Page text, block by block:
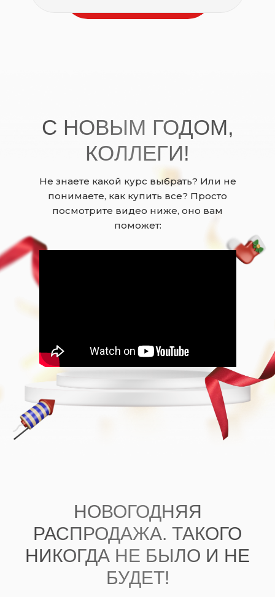
С НОВЫМ ГОДОМ,
КОЛЛЕГИ!
Не знаете какой курс выбрать? Или не
понимаете, как купить все? Просто
посмотрите видео ниже, оно вам
поможет:
НОВОГОДНЯЯ
РАСПРОДАЖА. ТАКОГО
НИКОГДА НЕ БЫЛО И НЕ
БУДЕТ!